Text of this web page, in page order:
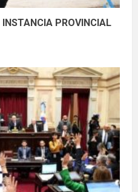
INSTANCIA PROVINCIAL